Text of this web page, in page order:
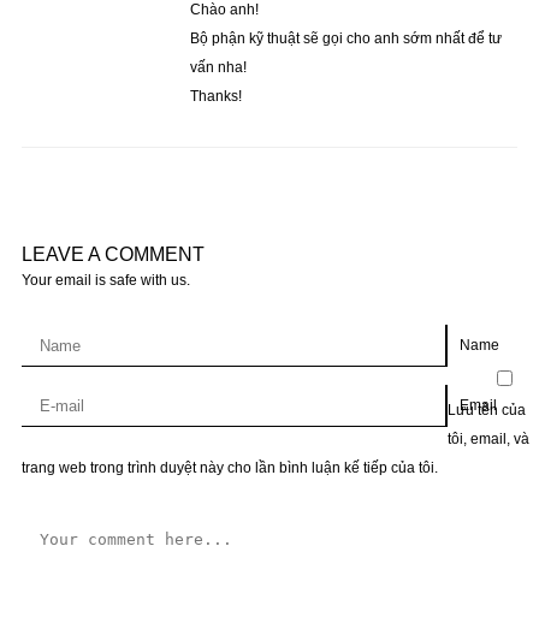
Chào anh!
Bộ phận kỹ thuật sẽ gọi cho anh sớm nhất để tư
vấn nha!
Thanks!
LEAVE A COMMENT
Your email is safe with us.
Name
Email
Lưu tên của
tôi, email, và
trang web trong trình duyệt này cho lần bình luận kế tiếp của tôi.